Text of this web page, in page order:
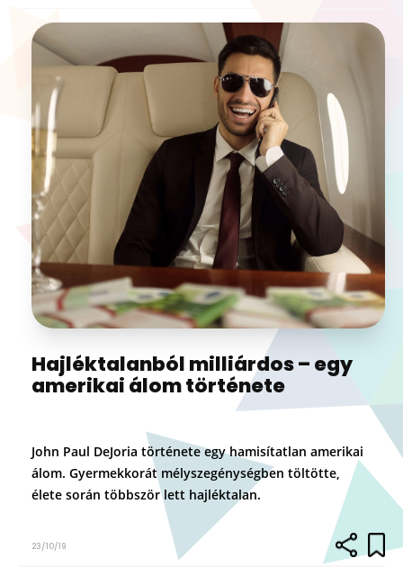
Hajléktalanból milliárdos – egy
amerikai álom története
John Paul DeJoria története egy hamisítatlan amerikai
álom. Gyermekkorát mélyszegénységben töltötte,
élete során többször lett hajléktalan.
23/10/19